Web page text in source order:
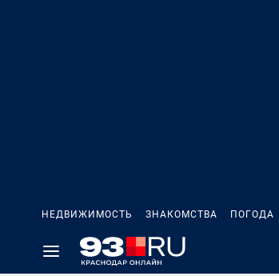
НЕДВИЖИМОСТЬ ЗНАКОМСТВА ПОГОДА